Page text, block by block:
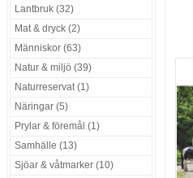
Lantbruk (32)
Mat & dryck (2)
Människor (63)
Natur & miljö (39)
Naturreservat (1)
Näringar (5)
Prylar & föremål (1)
Samhälle (13)
Sjöar & våtmarker (10)